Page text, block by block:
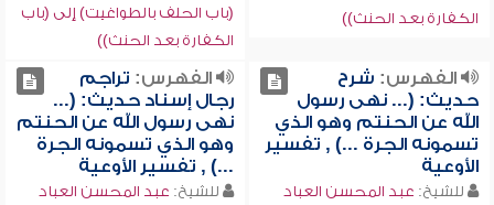
الكفارة بعد الحنث))
(باب الحلف بالطواغيت) إلى (باب
الكفارة بعد الحنث))
الفهرس: شرح
حديث: (... نهى رسول
الله عن الحنتم وهو الذي
تسمونه الجرة ...) , تفسير
الأوعية
للشيخ: عبد المحسن العباد
الفهرس: تراجم
رجال إسناد حديث: (...
نهى رسول الله عن الحنتم
وهو الذي تسمونه الجرة
...) , تفسير الأوعية
للشيخ: عبد المحسن العباد